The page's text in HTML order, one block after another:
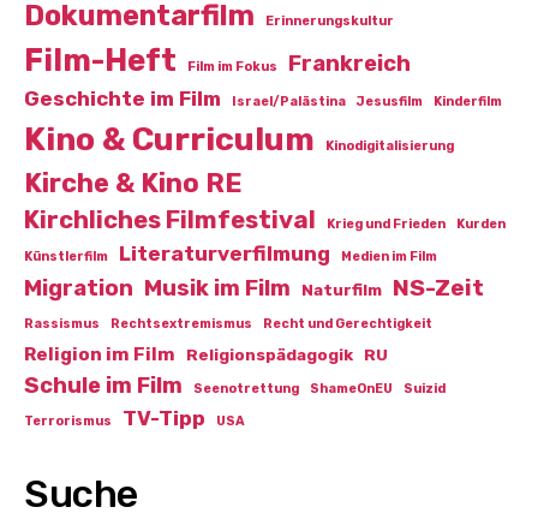
Dokumentarfilm
Erinnerungskultur
Film-Heft Film im Fokus Frankreich
Geschichte im Film Israel/Palästina Jesusfilm Kinderfilm
Kino & Curriculum Kinodigitalisierung
Kirche & Kino RE
Kirchliches Filmfestival Krieg und Frieden Kurden
Künstlerfilm Literaturverfilmung Medien im Film
Migration Musik im Film Naturfilm NS-Zeit
Rassismus Rechtsextremismus Recht und Gerechtigkeit
Religion im Film Religionspädagogik RU
Schule im Film Seenotrettung ShameOnEU Suizid
Terrorismus TV-Tipp USA
Suche